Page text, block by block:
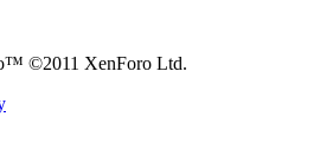
©2011 XenForo Ltd.